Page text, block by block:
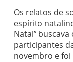
Os relatos de
espírito
Natal”
participantes
novembro e foi